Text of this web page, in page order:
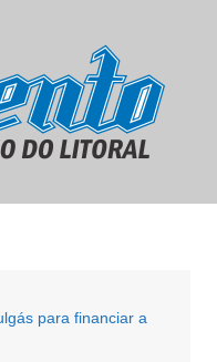
para financiar a